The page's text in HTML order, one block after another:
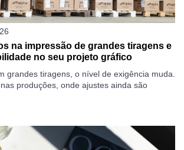
na impressão de grandes tiragens e
no seu projeto gráfico
grandes tiragens, o nível de exigência muda.
produções, onde ajustes ainda são